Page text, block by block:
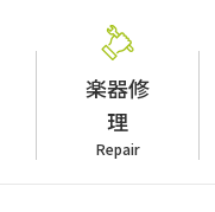
楽器修
理
Repair